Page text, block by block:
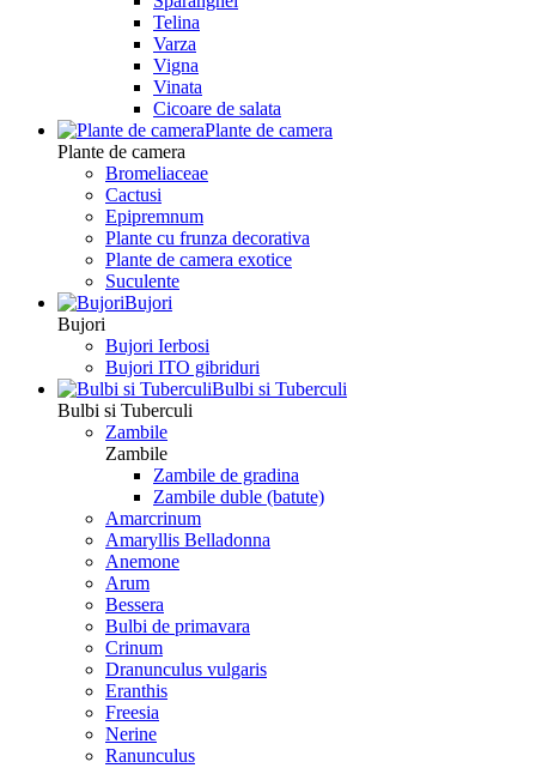
Telina
Varza
Vigna
Vinata
Сicoare de salata
Plante de camera
Plante de camera
Bromeliaceae
Cactusi
Epipremnum
Plante cu frunza decorativa
Plante de camera exotice
Suculente
Bujori
Bujori
Bujori Ierbosi
Bujori ITO gibriduri
Bulbi si Tuberculi
Bulbi si Tuberculi
Zambile
Zambile
Zambile de gradina
Zambile duble (batute)
Amarcrinum
Amaryllis Belladonna
Anemone
Arum
Bessera
Bulbi de primavara
Crinum
Dranunculus vulgaris
Eranthis
Freesiа
Nerine
Ranunculus